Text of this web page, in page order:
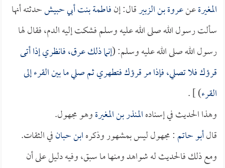
المغيرةعنعروة بن الزبيرقال: إنفاطمة بنت أبي حبيشحدثته أنها
سألت رسول الله صلى الله عليه وسلم فشكت إليه الدم، فقال لها
رسول الله صلى الله عليه وسلم: (إنما ذلك عرق، فانظري إذا أتى
قرؤك فلا تصلي، فإذا مر قرؤك فتطهري ثم صلي ما بين القرء إلى
القرء) ] .
وهذا الحديث في إسنادهالمنذر بن المغيرةوهو مجهول.
قالأبو حاتم: مجهول ليس بمشهور وذكرهابن حبانفي الثقات.
ومع ذلك فالحديث له شواهد ومنها ما سبق، وفيه دليل على أن